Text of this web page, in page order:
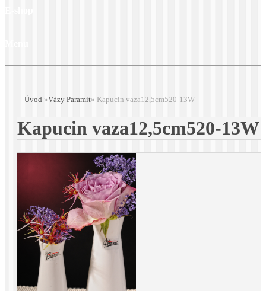
Úvod »Vázy Paramit» Kapucin vaza12,5cm520-13W
Kapucin vaza12,5cm520-13W